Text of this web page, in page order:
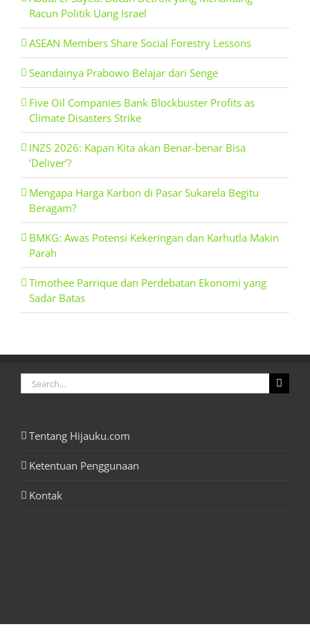
Racun Politik Uang Israel
ASEAN Members Share Social Forestry Lessons
Seandainya Prabowo Belajar dari Senge
Five Oil Companies Bank Blockbuster Profits as
Climate Disasters Strike
INZS 2026: Kapan Kita akan Benar-benar Bisa
‘Deliver’?
Mengapa Harga Karbon di Pasar Sukarela Begitu
Beragam?
BMKG: Awas Potensi Kekeringan dan Karhutla Makin
Parah
Timothee Parrique dan Perdebatan Ekonomi yang
Sadar Batas
Search
for:
Tentang Hijauku.com
Ketentuan Penggunaan
Kontak